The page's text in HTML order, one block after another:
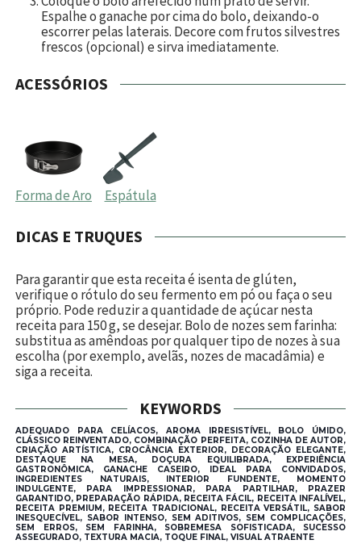
Espalhe o ganache por cima do bolo, deixando-o
escorrer pelas laterais. Decore com frutos silvestres
frescos (opcional) e sirva imediatamente.
ACESSÓRIOS
Forma de Aro Espátula
DICAS E TRUQUES
Para garantir que esta receita é isenta de glúten,
verifique o rótulo do seu fermento em pó ou faça o seu
próprio. Pode reduzir a quantidade de açúcar nesta
receita para 150 g, se desejar. Bolo de nozes sem farinha:
substitua as amêndoas por qualquer tipo de nozes à sua
escolha (por exemplo, avelãs, nozes de macadâmia) e
siga a receita.
KEYWORDS
ADEQUADO PARA CELÍACOS, AROMA IRRESISTÍVEL, BOLO ÚMIDO,
CLÁSSICO REINVENTADO, COMBINAÇÃO PERFEITA, COZINHA DE AUTOR,
CRIAÇÃO ARTÍSTICA, CROCÂNCIA EXTERIOR, DECORAÇÃO ELEGANTE,
DESTAQUE NA MESA, DOÇURA EQUILIBRADA, EXPERIÊNCIA
GASTRONÔMICA, GANACHE CASEIRO, IDEAL PARA CONVIDADOS,
INGREDIENTES NATURAIS, INTERIOR FUNDENTE, MOMENTO
INDULGENTE, PARA IMPRESSIONAR, PARA PARTILHAR, PRAZER
GARANTIDO, PREPARAÇÃO RÁPIDA, RECEITA FÁCIL, RECEITA INFALÍVEL,
RECEITA PREMIUM, RECEITA TRADICIONAL, RECEITA VERSÁTIL, SABOR
INESQUECÍVEL, SABOR INTENSO, SEM ADITIVOS, SEM COMPLICAÇÕES,
SEM ERROS, SEM FARINHA, SOBREMESA SOFISTICADA, SUCESSO
ASSEGURADO, TEXTURA MACIA, TOQUE FINAL, VISUAL ATRAENTE